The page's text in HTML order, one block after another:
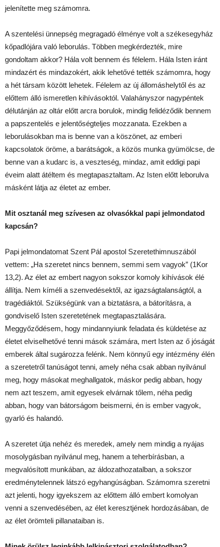
jelenítette meg számomra.
A szentelési ünnepség megragadó élménye volt a székesegyház
kőpadlójára való leborulás. Többen megkérdezték, mire
gondoltam akkor? Hála volt bennem és félelem. Hála Isten iránt
mindazért és mindazokért, akik lehetővé tették számomra, hogy
a hét társam között lehetek. Félelem az új állomáshelytől és az
előttem álló ismeretlen kihívásoktól. Valahányszor nagypéntek
délutánján az oltár előtt arcra borulok, mindig felidéződik bennem
a papszentelés e jelentőségteljes mozzanata. Ezekben a
leborulásokban ma is benne van a köszönet, az emberi
kapcsolatok öröme, a barátságok, a közös munka gyümölcse, de
benne van a kudarc is, a veszteség, mindaz, amit eddigi papi
éveim alatt átéltem és megtapasztaltam. Az Isten előtt leborulva
másként látja az életet az ember.
Mit osztanál meg szívesen az olvasókkal papi jelmondatod
kapcsán?
Papi jelmondatomat Szent Pál apostol Szeretethimnuszából
vettem: „Ha szeretet nincs bennem, semmi sem vagyok” (1Kor
13,2). Az élet az embert nagyon sokszor komoly kihívások élé
állítja. Nem kíméli a szenvedésektől, az igazságtalanságtól, a
tragédiáktól. Szükségünk van a biztatásra, a bátorításra, a
gondviselő Isten szeretetének megtapasztalására.
Meggyőződésem, hogy mindannyiunk feladata és küldetése az
életet elviselhetővé tenni mások számára, mert Isten az ő jóságát
emberek által sugározza felénk. Nem könnyű egy intézmény élén
a szeretetről tanúságot tenni, amely néha csak abban nyilvánul
meg, hogy másokat meghallgatok, máskor pedig abban, hogy
nem azt teszem, amit egyesek elvárnak tőlem, néha pedig
abban, hogy van bátorságom beismerni, én is ember vagyok,
gyarló és halandó.
A szeretet útja nehéz és meredek, amely nem mindig a nyájas
mosolygásban nyilvánul meg, hanem a teherbírásban, a
megvalósított munkában, az áldozathozatalban, a sokszor
eredménytelennek látszó egyhangúságban. Számomra szeretni
azt jelenti, hogy igyekszem az előttem álló embert komolyan
venni a szenvedésében, az élet keresztjének hordozásában, de
az élet örömteli pillanataiban is.